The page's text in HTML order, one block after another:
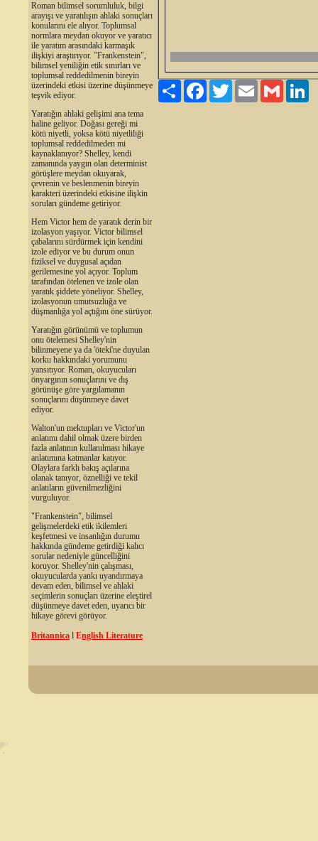
Roman bilimsel sorumluluk, bilgi
arayışı ve yaratılışın ahlaki sonuçları
konularını ele alıyor. Toplumsal
normlara meydan okuyor ve yaratıcı
ile yaratım arasındaki karmaşık
ilişkiyi araştırıyor. "Frankenstein",
bilimsel yeniliğin etik sınırları ve
toplumsal reddedilmenin bireyin
üzerindeki etkisi üzerine düşünmeye
teşvik ediyor.
Yaratığın ahlaki gelişimi ana tema
haline geliyor. Doğası gereği mi
kötü niyetli, yoksa kötü niyetliliği
toplumsal reddedilmeden mi
kaynaklanıyor? Shelley, kendi
zamanında yaygın olan determinist
görüşlere meydan okuyarak,
çevrenin ve beslenmenin bireyin
karakteri üzerindeki etkisine ilişkin
soruları gündeme getiriyor.
Hem Victor hem de yaratık derin bir
izolasyon yaşıyor. Victor bilimsel
çabalarını sürdürmek için kendini
izole ediyor ve bu durum onun
fiziksel ve duygusal açıdan
gerilemesine yol açıyor. Toplum
tarafından ötelenen ve izole olan
yaratık şiddete yöneliyor. Shelley,
izolasyonun umutsuzluğa ve
düşmanlığa yol açtığını öne sürüyor.
Yaratığın görünümü ve toplumun
onu ötelemesi Shelley'nin
bilinmeyene ya da 'öteki'ne duyulan
korku hakkındaki yorumunu
yansıtıyor. Roman, okuyucuları
önyargının sonuçlarını ve dış
görünüşe göre yargılamanın
sonuçlarını düşünmeye davet
ediyor.
Walton'un mektupları ve Victor'un
anlatımı dahil olmak üzere birden
fazla anlatının kullanılması hikaye
anlatımına katmanlar katıyor.
Olaylara farklı bakış açılarına
olanak tanıyor, öznelliği ve tekil
anlatıların güvenilmezliğini
vurguluyor.
"Frankenstein", bilimsel
gelişmelerdeki etik ikilemleri
keşfetmesi ve insanlığın durumu
hakkında gündeme getirdiği kalıcı
sorular nedeniyle güncelliğini
koruyor. Shelley'nin çalışması,
okuyucularda yankı uyandırmaya
devam eden, bilimsel ve ahlaki
seçimlerin sonuçları üzerine eleştirel
düşünmeye davet eden, uyarıcı bir
hikaye görevi görüyor.
Britannica l English Literature
Paylaş FacebookTwitter Email Gmail